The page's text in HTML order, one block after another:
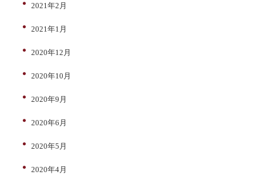
2021年2月
2021年1月
2020年12月
2020年10月
2020年9月
2020年6月
2020年5月
2020年4月